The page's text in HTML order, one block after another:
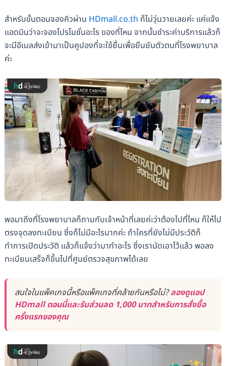
สำหรับขั้นตอนจองคิวผ่าน HDmall.co.th ก็ไม่วุ่นวายเลยค่ะ แค่แจ้ง
แอดมินว่าจะจองโปรโมชั่นอะไร ของที่ไหน จากนั้นชำระค่าบริการแล้วก็
จะมีอีเมลส่งเข้ามาเป็นคูปองที่จะใช้ยื่นเพื่อยืนยันตัวตนที่โรงพยาบาล
ค่ะ
พอมาถึงที่โรงพยาบาลก็ถามกับเจ้าหน้าที่เลยค่ะว่าต้องไปที่ไหน ก็ให้ไป
ตรงจุดลงทะเบียน ซึ่งก็ไม่มีอะไรมากค่ะ ถ้าใครที่ยังไม่มีประวัติก็
ทำการเปิดประวัติ แล้วก็แจ้งว่ามาทำอะไร ซึ่งเรานัดเอาไว้แล้ว พอลง
ทะเบียนเสร็จก็ขึ้นไปที่ศูนย์ตรวจสุขภาพได้เลย
สนใจในแพ็คเกจนี้หรือแพ็คเกจที่คล้ายกันหรือไม่?ลองดูแอป
HDmall ตอนนี้และรับส่วนลด 1,000 บาทสำหรับการสั่งซื้อ
ครั้งแรกของคุณ